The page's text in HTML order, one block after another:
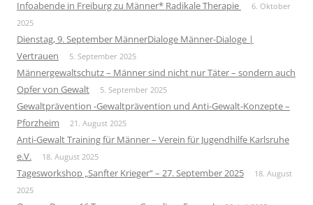
Infoabende in Freiburg zu Männer* Radikale Therapie
6. Oktober
2025
Dienstag, 9. September MännerDialoge Männer-Dialoge |
Vertrauen
5. September 2025
Männergewaltschutz – Männer sind nicht nur Täter – sondern auch
Opfer von Gewalt
5. September 2025
Gewaltprävention -Gewaltprävention und Anti-Gewalt-Konzepte –
Pforzheim
21. August 2025
Anti-Gewalt Training für Männer – Verein für Jugendhilfe Karlsruhe
e.V.
18. August 2025
Tagesworkshop „Sanfter Krieger“ – 27. September 2025
18. August
2025